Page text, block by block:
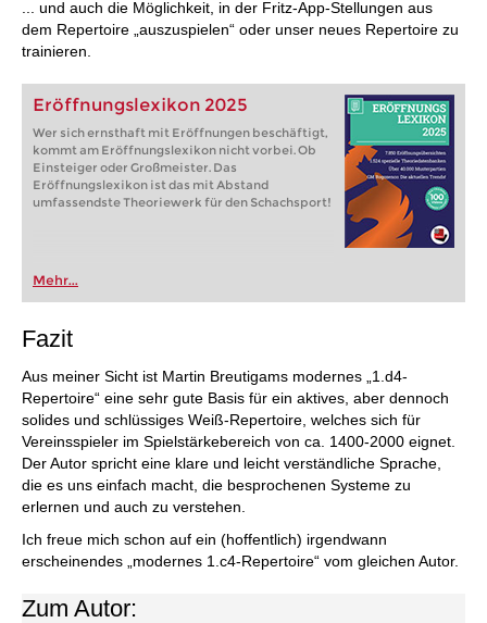
... und auch die Möglichkeit, in der Fritz-App-Stellungen aus
dem Repertoire „auszuspielen“ oder unser neues Repertoire zu
trainieren.
Eröffnungslexikon 2025
Wer sich ernsthaft mit Eröffnungen beschäftigt,
kommt am Eröffnungslexikon nicht vorbei. Ob
Einsteiger oder Großmeister. Das
Eröffnungslexikon ist das mit Abstand
umfassendste Theoriewerk für den Schachsport!
Mehr...
Fazit
Aus meiner Sicht ist Martin Breutigams modernes „1.d4-
Repertoire“ eine sehr gute Basis für ein aktives, aber dennoch
solides und schlüssiges Weiß-Repertoire, welches sich für
Vereinsspieler im Spielstärkebereich von ca. 1400-2000 eignet.
Der Autor spricht eine klare und leicht verständliche Sprache,
die es uns einfach macht, die besprochenen Systeme zu
erlernen und auch zu verstehen.
Ich freue mich schon auf ein (hoffentlich) irgendwann
erscheinendes „modernes 1.c4-Repertoire“ vom gleichen Autor.
Zum Autor: